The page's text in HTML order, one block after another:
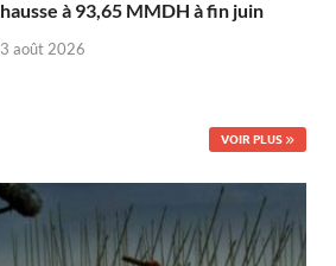
hausse à 93,65 MMDH à fin juin
3 août 2026
VOIR PLUS